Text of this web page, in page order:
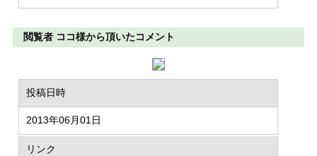
閲覧者 ココ様から頂いたコメント
投稿日時
2013年06月01日
リンク